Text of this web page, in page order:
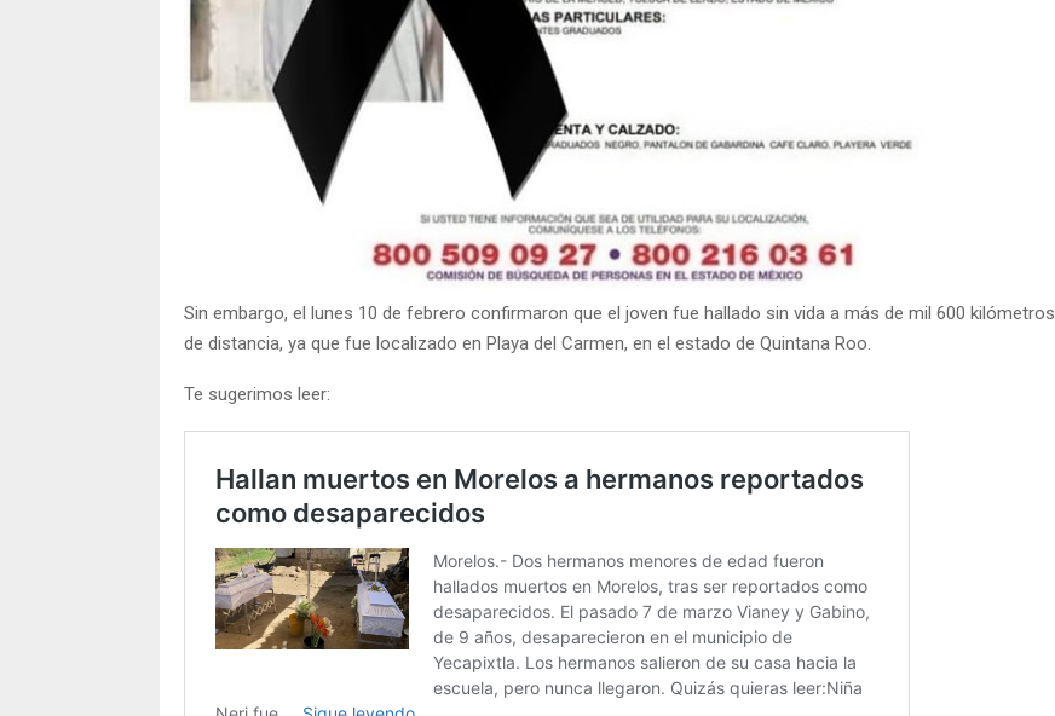
Sin embargo, el lunes 10 de febrero confirmaron que el joven fue hallado sin vida a más de mil 600 kilómetros
de distancia, ya que fue localizado en Playa del Carmen, en el estado de Quintana Roo.
Te sugerimos leer: